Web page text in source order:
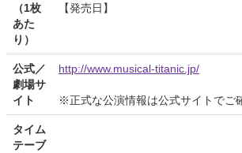
（1枚
あた
り）
【発売日】
公式／
劇場サ
イト
http://www.musical-titanic.jp/
※正式な公演情報は公式サイトでご
タイム
テーブ